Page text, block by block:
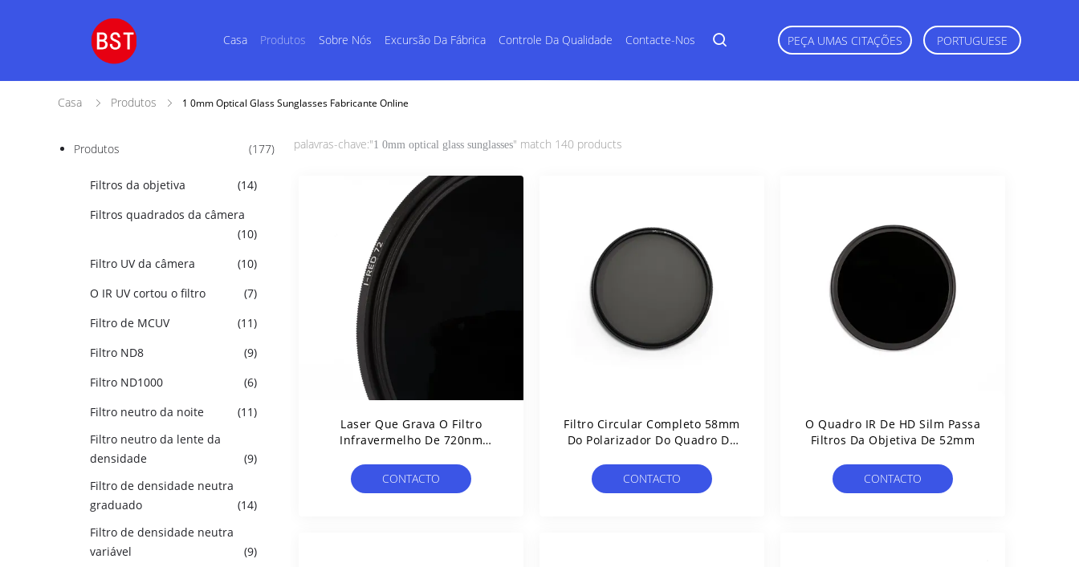
Casa Produtos Sobre Nós Excursão Da Fábrica Controle Da Qualidade Contacte-Nos PEÇA UMAS CITAÇÕES PORTUGUESE
Casa Produtos 1 0mm Optical Glass Sunglasses Fabricante Online
Produtos (177)
Filtros da objetiva
(14)
Filtros quadrados da câmera
(10)
Filtro UV da câmera
(10)
O IR UV cortou o filtro
(7)
Filtro de MCUV
(11)
Filtro ND8
(9)
Filtro ND1000
(6)
Filtro neutro da noite
(11)
Filtro neutro da lente da
densidade
(9)
Filtro de densidade neutra
graduado
(14)
Filtro de densidade neutra
variável
(9)
palavras-chave:"1 0mm optical glass sunglasses" match 140 products
Laser Que Grava O Filtro
Infravermelho De 720nm
CONTACTO
Filtro Circular Completo 58mm
Do Polarizador Do Quadro De
CONTACTO
O Quadro IR De HD Silm Passa
Filtros Da Objetiva De 52mm
CONTACTO